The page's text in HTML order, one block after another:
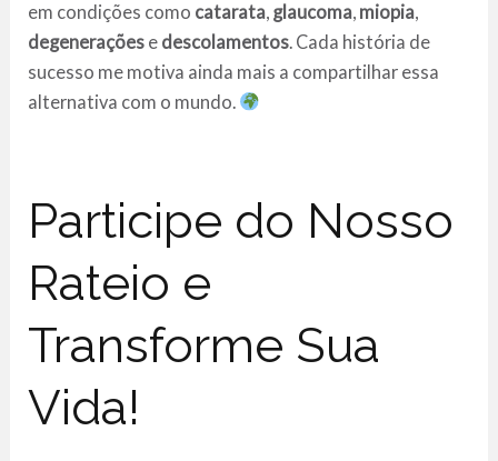
em condições como catarata, glaucoma, miopia,
degenerações e descolamentos. Cada história de
sucesso me motiva ainda mais a compartilhar essa
alternativa com o mundo.
Participe do Nosso
Rateio e
Transforme Sua
Vida!